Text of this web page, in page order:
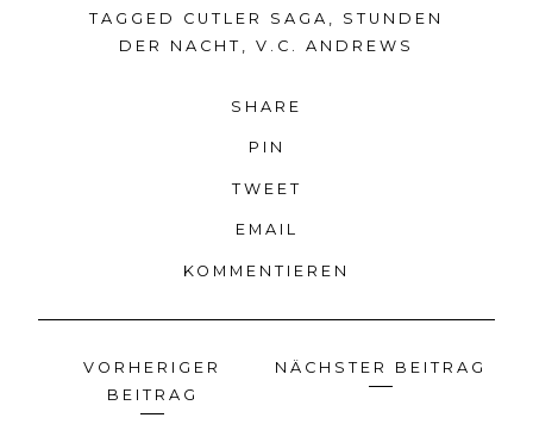
TAGGED CUTLER SAGA
STUNDEN
DER NACHT
V.C. ANDREWS
SHARE
PIN
TWEET
EMAIL
KOMMENTIEREN
Beitragsnavigation
VORHERIGER
BEITRAG
NÄCHSTER BEITRAG